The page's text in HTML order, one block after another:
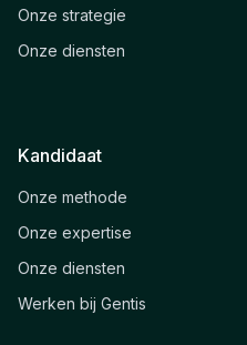
Onze strategie
Onze diensten
Kandidaat
Onze methode
Onze expertise
Onze diensten
Werken bij Gentis